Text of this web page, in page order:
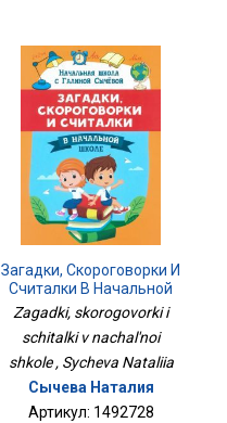
Загадки, Скороговорки И
Считалки В Начальной
Школе
Zagadki, skorogovorki i
schitalki v nachal'noi
shkole , Sycheva Nataliia
Сычева Наталия
Артикул: 1492728